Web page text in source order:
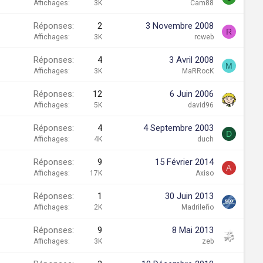
Affichages 3K Cam88
Réponses 2
Affichages 3K
3 Novembre 2008
rcweb
R
Réponses 4
Affichages 3K
3 Avril 2008
MaRRocK
M
Réponses 12
Affichages 5K
6 Juin 2006
david96
Réponses 4
Affichages 4K
4 Septembre 2003
duch
D
Réponses 9
Affichages 17K
15 Février 2014
Axiso
A
Réponses 1
Affichages 2K
30 Juin 2013
Madrileño
Réponses 9
Affichages 3K
8 Mai 2013
zeb